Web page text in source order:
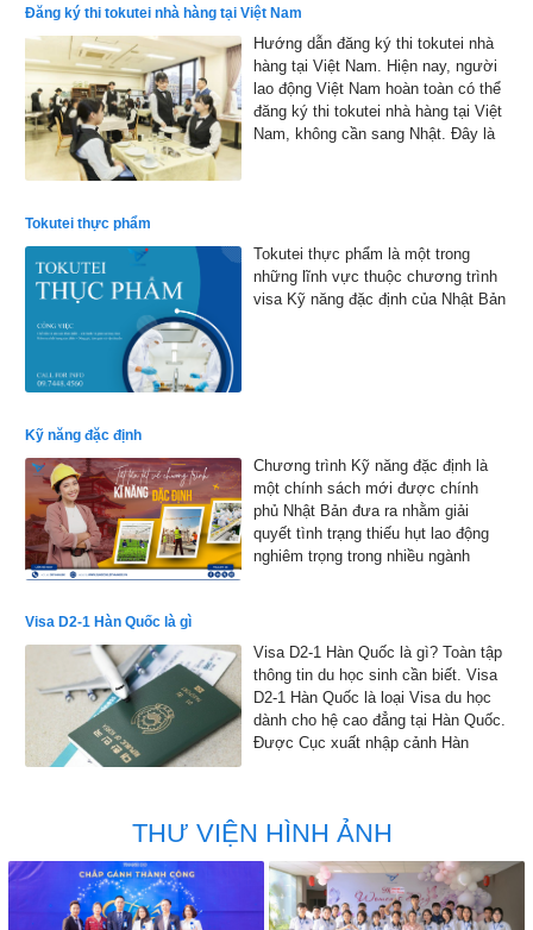
Đăng ký thi tokutei nhà hàng tại Việt Nam
Hướng dẫn đăng ký thi tokutei nhà
hàng tại Việt Nam. Hiện nay, người
lao động Việt Nam hoàn toàn có thể
đăng ký thi tokutei nhà hàng tại Việt
Nam, không cần sang Nhật. Đây là
Tokutei thực phẩm
Tokutei thực phẩm là một trong
những lĩnh vực thuộc chương trình
visa Kỹ năng đặc định của Nhật Bản
Kỹ năng đặc định
Chương trình Kỹ năng đặc định là
một chính sách mới được chính
phủ Nhật Bản đưa ra nhằm giải
quyết tình trạng thiếu hụt lao động
nghiêm trọng trong nhiều ngành
Visa D2-1 Hàn Quốc là gì
Visa D2-1 Hàn Quốc là gì? Toàn tập
thông tin du học sinh cần biết. Visa
D2-1 Hàn Quốc là loại Visa du học
dành cho hệ cao đẳng tại Hàn Quốc.
Được Cục xuất nhập cảnh Hàn
THƯ VIỆN HÌNH ẢNH